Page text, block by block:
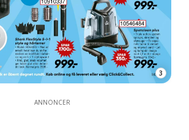
3
ANNONCER